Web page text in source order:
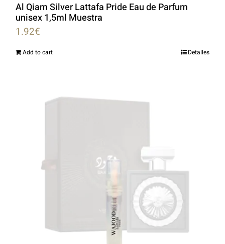
Al Qiam Silver Lattafa Pride Eau de Parfum
unisex 1,5ml Muestra
1.92€
Add to cart Detalles